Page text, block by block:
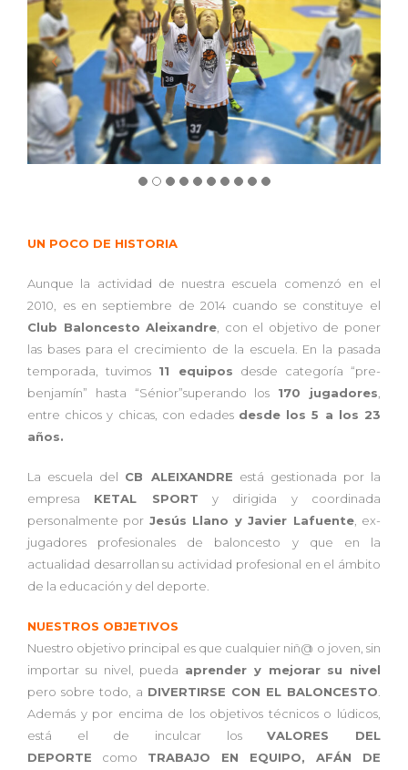
UN POCO DE HISTORIA
Aunque la actividad de nuestra escuela comenzó en el
2010, es en septiembre de 2014 cuando se constituye el
Club Baloncesto Aleixandre , con el objetivo de poner
las bases para el crecimiento de la escuela. En la pasada
temporada, tuvimos 11 equipos desde categoría “pre-
benjamín” hasta “Sénior”superando los 170 jugadores
entre chicos y chicas, con edades desde los 5 a los 23
años.
La escuela del CB ALEIXANDRE está gestionada por la
empresa KETAL SPORT y dirigida y coordinada
personalmente por Jesús Llano y Javier Lafuente, ex-
jugadores profesionales de baloncesto y que en la
actualidad desarrollan su actividad profesional en el ámbito
de la educación y del deporte.
NUESTROS OBJETIVOS
Nuestro objetivo principal es que cualquier niñ@ o joven, sin
importar su nivel, pueda aprender y mejorar su nivel
pero sobre todo, a DIVERTIRSE CON EL BALONCESTO
Además y por encima de los objetivos técnicos o lúdicos,
está el de inculcar losVALORES DEL
DEPORTE como TRABAJO EN EQUIPO, AFÁN DE